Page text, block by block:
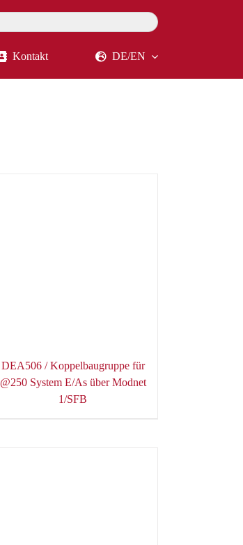
Kontakt DE/EN
DEA506 / Koppelbaugruppe für
@250 System E/As über Modnet
1/SFB